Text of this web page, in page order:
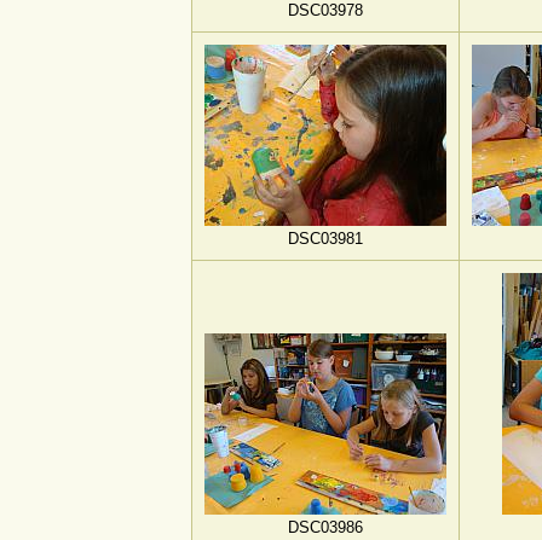
DSC03978
DSC03981
DSC03986